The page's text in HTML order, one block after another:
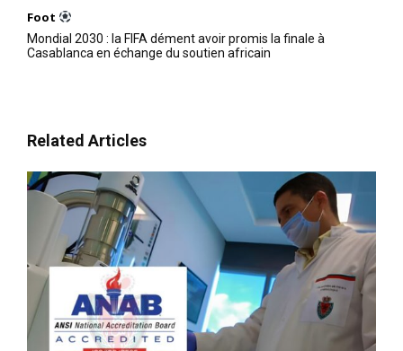
Foot
Mondial 2030 : la FIFA dément avoir promis la finale à
Casablanca en échange du soutien africain
Related Articles